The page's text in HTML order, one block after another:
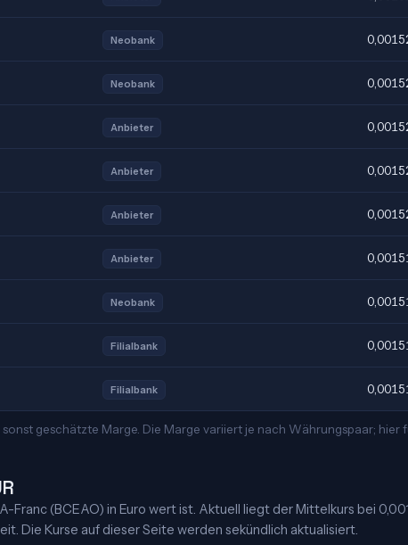
Neobank
Neobank
Anbieter
Anbieter
Anbieter
Anbieter
Neobank
Filialbank
Filialbank
geschätzte Marge. Die Marge variiert je nach Währungspaar; hier
Franc (BCEAO) in Euro wert ist. Aktuell liegt der Mittelkurs bei
Die Kurse auf dieser Seite werden sekündlich aktualisiert.